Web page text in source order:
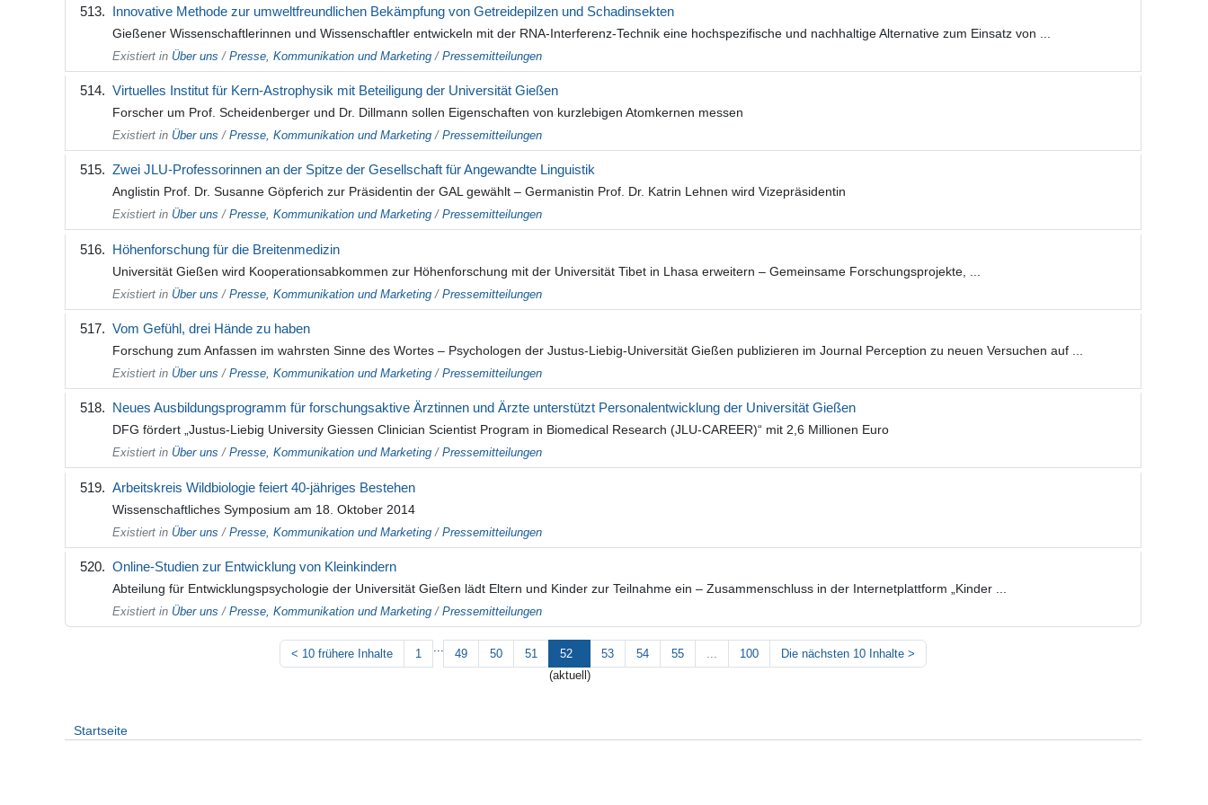
Innovative Methode zur umweltfreundlichen Bekämpfung von Getreidepilzen und Schadinsekten
Gießener Wissenschaftlerinnen und Wissenschaftler entwickeln mit der RNA-Interferenz-Technik eine hochspezifische und nachhaltige Alternative zum Einsatz von ...
Existiert in Über uns / Presse, Kommunikation und Marketing / Pressemitteilungen
Virtuelles Institut für Kern-Astrophysik mit Beteiligung der Universität Gießen
Forscher um Prof. Scheidenberger und Dr. Dillmann sollen Eigenschaften von kurzlebigen Atomkernen messen
Existiert in Über uns / Presse, Kommunikation und Marketing / Pressemitteilungen
Zwei JLU-Professorinnen an der Spitze der Gesellschaft für Angewandte Linguistik
Anglistin Prof. Dr. Susanne Göpferich zur Präsidentin der GAL gewählt – Germanistin Prof. Dr. Katrin Lehnen wird Vizepräsidentin
Existiert in Über uns / Presse, Kommunikation und Marketing / Pressemitteilungen
Höhenforschung für die Breitenmedizin
Universität Gießen wird Kooperationsabkommen zur Höhenforschung mit der Universität Tibet in Lhasa erweitern – Gemeinsame Forschungsprojekte, ...
Existiert in Über uns / Presse, Kommunikation und Marketing / Pressemitteilungen
Vom Gefühl, drei Hände zu haben
Forschung zum Anfassen im wahrsten Sinne des Wortes – Psychologen der Justus-Liebig-Universität Gießen publizieren im Journal Perception zu neuen Versuchen auf ...
Existiert in Über uns / Presse, Kommunikation und Marketing / Pressemitteilungen
Neues Ausbildungsprogramm für forschungsaktive Ärztinnen und Ärzte unterstützt Personalentwicklung der Universität Gießen
DFG fördert „Justus-Liebig University Giessen Clinician Scientist Program in Biomedical Research (JLU-CAREER)“ mit 2,6 Millionen Euro
Existiert in Über uns / Presse, Kommunikation und Marketing / Pressemitteilungen
Arbeitskreis Wildbiologie feiert 40-jähriges Bestehen
Wissenschaftliches Symposium am 18. Oktober 2014
Existiert in Über uns / Presse, Kommunikation und Marketing / Pressemitteilungen
Online-Studien zur Entwicklung von Kleinkindern
Abteilung für Entwicklungspsychologie der Universität Gießen lädt Eltern und Kinder zur Teilnahme ein – Zusammenschluss in der Internetplattform „Kinder ...
Existiert in Über uns / Presse, Kommunikation und Marketing / Pressemitteilungen
< 10 frühere Inhalte 1 ... 49 50 51
52
(aktuell)
53 54 55 ... 100 Die nächsten 10 Inhalte >
Startseite